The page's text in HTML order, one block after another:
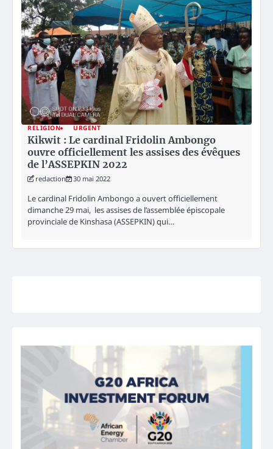
RELIGION URGENT
Kikwit : Le cardinal Fridolin Ambongo
ouvre officiellement les assises des évêques
de l’ASSEPKIN 2022
redaction 30 mai 2022
Le cardinal Fridolin Ambongo a ouvert officiellement
dimanche 29 mai, les assises de l’assemblée épiscopale
provinciale de Kinshasa (ASSEPKIN) qui…